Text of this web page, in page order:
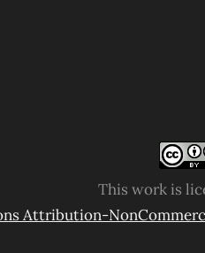
This work is
Attribution-